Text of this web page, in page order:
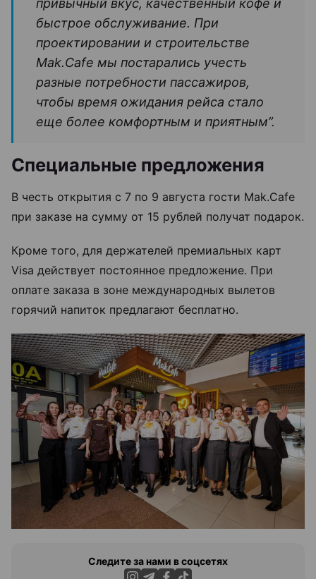
быстрое обслуживание. При
проектировании и строительстве
Mak.Cafe мы постарались учесть
разные потребности пассажиров,
чтобы время ожидания рейса стало
еще более комфортным и приятным”.
Специальные предложения
В честь открытия с 7 по 9 августа гости Mak.Cafe
при заказе на сумму от 15 рублей получат подарок.
Кроме того, для держателей премиальных карт
Visa действует постоянное предложение. При
оплате заказа в зоне международных вылетов
горячий напиток предлагают бесплатно.
Следите за нами в соцсетях